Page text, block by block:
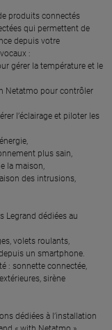
produits connectés
qui permettent de
depuis votre
:
gérer la température et le
Netatmo pour contrôler
l’éclairage et piloter les
plus sain,
la maison,
des intrusions,
Legrand dédiées au
volets roulants,
un smartphone.
: sonnette connectée,
sirène
dédiées à l’installation